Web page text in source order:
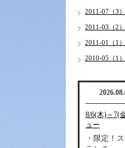
2011-07（3）
2011-03（2）
2011-01（1）
2010-05（1）
8/6(木)～7(
ュー
・限定！